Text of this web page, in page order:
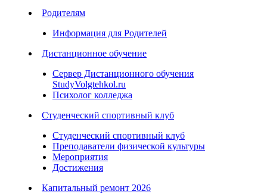
Родителям
Информация для Родителей
Дистанционное обучение
Сервер Дистанционного обучения
StudyVolgtehkol.ru
Психолог колледжа
Студенческий спортивный клуб
Студенческий спортивный клуб
Преподаватели физической культуры
Мероприятия
Достижения
Капитальный ремонт 2026